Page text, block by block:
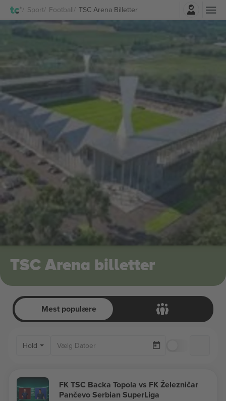
Sport Football TSC Arena BilletterLog ind
TSC Arena billetter
Mest populære
Hold
FK TSC Backa Topola vs FK Železničar
Pančevo Serbian SuperLiga